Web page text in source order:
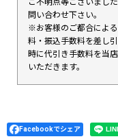
ご不明点等ございまし
問い合わせ下さい。
※お客様のご都合によ
料・振込手数料を差し
時に代引き手数料を当
いただきます。
Facebookでシェア